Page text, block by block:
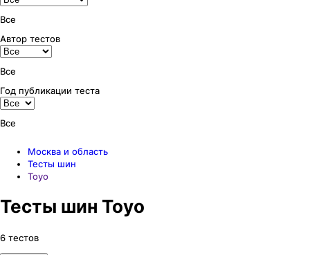
Все
Автор тестов
Все
Год публикации теста
Все
Москва и область
Тесты шин
Toyo
Тесты шин Toyo
6 тестов